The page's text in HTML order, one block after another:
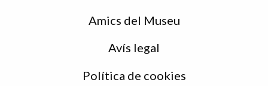
Amics del Museu
Avís legal
Política de cookies